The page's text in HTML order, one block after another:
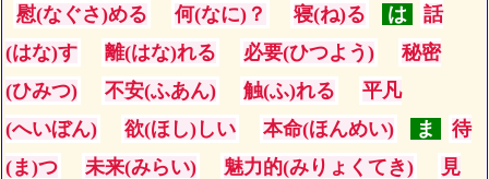
慰(なぐさ)める
何(なに)？ 寝(ね)る は
話
(はな)す
離(はな)れる 必要(ひつよう)
秘密
(ひみつ)
不安(ふあん) 触(ふ)れる
平凡
(へいぼん)
欲(ほし)しい 本命(ほんめい) ま
待
(ま)つ
未来(みらい) 魅力的(みりょくてき)
見